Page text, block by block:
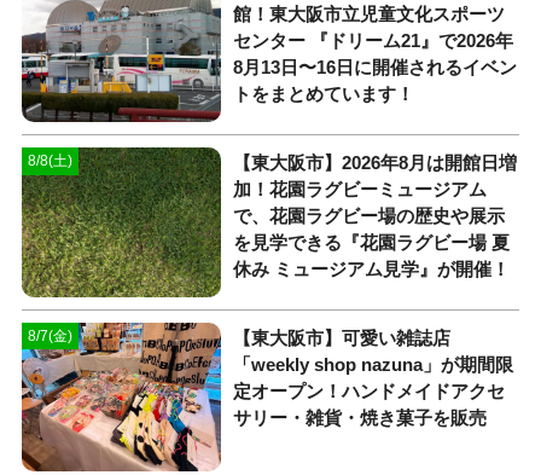
館！東大阪市立児童文化スポーツ
センター 『ドリーム21』で2026年
8月13日〜16日に開催されるイベン
トをまとめています！
8/8(土)
【東大阪市】2026年8月は開館日増
加！花園ラグビーミュージアム
で、花園ラグビー場の歴史や展示
を見学できる『花園ラグビー場 夏
休み ミュージアム見学』が開催！
8/7(金)
【東大阪市】可愛い雑誌店
「weekly shop nazuna」が期間限
定オープン！ハンドメイドアクセ
サリー・雑貨・焼き菓子を販売